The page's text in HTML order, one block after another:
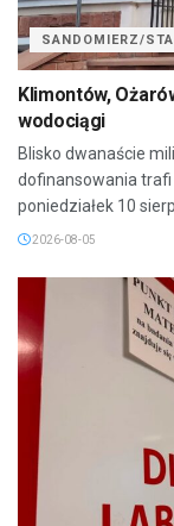
SANDOMIERZ/
Klimontów,
wodociągi
Blisko dwanaście
dofinansowania trafi
poniedziałek 10
2026-08-05